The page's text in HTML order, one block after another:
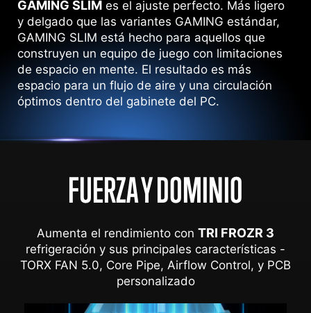
GAMING SLIM es el ajuste perfecto. Más ligero
y delgado que las variantes GAMING estándar,
GAMING SLIM está hecho para aquellos que
construyen un equipo de juego con limitaciones
de espacio en mente. El resultado es más
espacio para un flujo de aire y una circulación
óptimos dentro del gabinete del PC.
FUERZA Y DOMINIO
Aumenta el rendimiento con TRI FROZR 3
refrigeración y sus principales características -
TORX FAN 5.0, Core Pipe, Airflow Control, y PCB
personalizado